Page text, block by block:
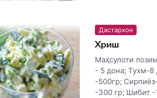
Дастархон
Хӯриш
Маҳсулоти
- 5 дона; Тухм-8
-500гр;
-300 гр; Шибит -